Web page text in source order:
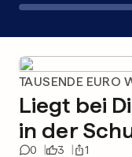
TAUSENDE EURO
Liegt bei
in der
0 3 1